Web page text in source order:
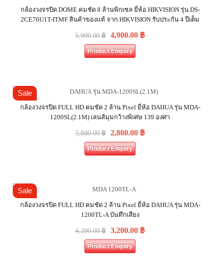
กล้องวงจรปิด DOME คมชัด 8 ล้านพิกเซล ยี่ห้อ HIKVISION รุ่น DS-
2CE76U1T-ITMF สินค้าของแท้ จาก HIKVISION รับประกัน 4 ปีเต็ม
5,900.00฿ 4,900.00 ฿
Product Enquiry
Sale
กล้องวงจรปิด FULL HD คมชัด 2 ล้าน Pixel ยี่ห้อ DAHUA รุ่น MDA-
1200SL(2.1M) เลนส์มุมกว้างพิเศษ 139 องศา
3,800.00฿ 2,800.00 ฿
Product Enquiry
Sale
กล้องวงจรปิด FULL HD คมชัด 2 ล้าน Pixel ยี่ห้อ DAHUA รุ่น MDA-
1200TL-A บันทึกเสียง
4,200.00฿ 3,200.00 ฿
Product Enquiry